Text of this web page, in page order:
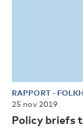
RAPPORT-
25 nov 2019
Policy briefs